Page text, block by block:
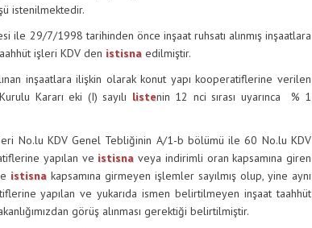
istenilmektedir.
29/7/1998 tarihinden önce inşaat ruhsatı alınmış inşaatlara
işleri KDV den istisna edilmiştir.
ilişkin olarak konut yapı kooperatiflerine verilen
Kararı eki (I) sayılı listenin 12 nci sırası uyarınca % 1
KDV Genel Tebliğinin A/1-b bölümü ile 60 No.lu KDV
yapılan ve istisna veya indirimli oran kapsamına giren
istisna kapsamına girmeyen işlemler sayılmış olup, yine aynı
yapılan ve yukarıda ismen belirtilmeyen inşaat taahhüt
görüş alınması gerektiği belirtilmiştir.